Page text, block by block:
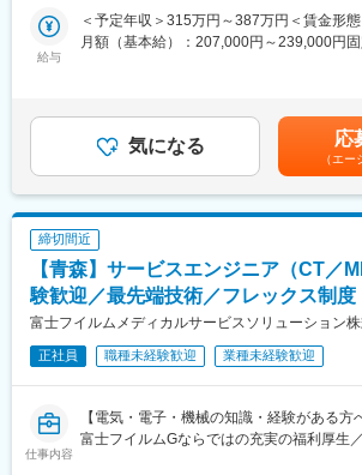
大切にするという思いが込められています
これからも地域に根ざし、東北の未来を支
変更の範囲：会社の定める業務
25社程度を担当いただきます。何十年と
く、スムーズで安定的な営業活動ができま
す。製造業界で使われる機械やその機械に
業界で働く人が使う工具や測定器など、も
い商材を扱います。重たい物はメーカー直
＜営業スタイル＞
基本的に車でお客様先に訪問する対面型で
という要望を直接聞きに行き、適切な商材
と対話をして深く知り、お困りごとを先回
りと反映されます！
08：30～ メールチェック、納品書確認、
10：00～ 注文いただいた製品の荷積み
給与
＜予定年収＞315万円～387万円＜賃金形
月額（基本給）：207,000円～239,000円
間を超過した分は別途残業代を支給 固定
勤続年数、役職により支給額が変わります
賞与：年2回（6月、12月）＜モデル年収＞
長：500万円所長：600万円賃金はあくま
選考を通じて上下する可能性があります。
含めた表記です。
気になる 応
（エー
締切間近
【青森】サービスエンジニア（CT／
験歓迎／最先端技術／フレックス制度
富士フイルムメディカルサービスソリューション
正社員 職種未経験歓迎 業種未経験歓迎
仕事内容
【電気・電子・機械の知識・経験がある方
富士フイルムGならではの充実の福利厚生